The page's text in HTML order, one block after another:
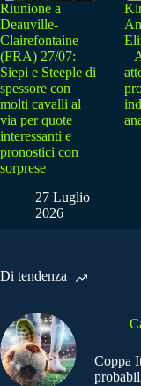
Riunione a
Deauville-
Clairefontaine
(FRA) 27/07:
Siepi e Steeple di
spessore con
molti cavalli al
via per quote
interessanti e
pronostici con
sorprese
27 Luglio
2026
–
Di tendenza
Coppa